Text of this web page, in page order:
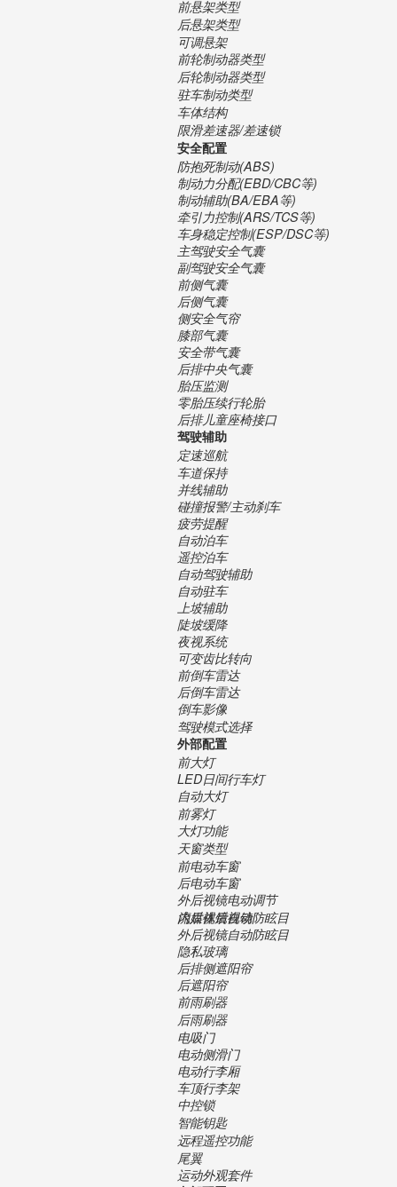
前悬架类型
后悬架类型
可调悬架
前轮制动器类型
后轮制动器类型
驻车制动类型
车体结构
限滑差速器/差速锁
安全配置
防抱死制动(ABS)
制动力分配(EBD/CBC等)
制动辅助(BA/EBA等)
牵引力控制(ARS/TCS等)
车身稳定控制(ESP/DSC等)
主驾驶安全气囊
副驾驶安全气囊
前侧气囊
后侧气囊
侧安全气帘
膝部气囊
安全带气囊
后排中央气囊
胎压监测
零胎压续行轮胎
后排儿童座椅接口
驾驶辅助
定速巡航
车道保持
并线辅助
碰撞报警/主动刹车
疲劳提醒
自动泊车
遥控泊车
自动驾驶辅助
自动驻车
上坡辅助
陡坡缓降
夜视系统
可变齿比转向
前倒车雷达
后倒车雷达
倒车影像
驾驶模式选择
外部配置
前大灯
LED日间行车灯
自动大灯
前雾灯
大灯功能
天窗类型
前电动车窗
后电动车窗
外后视镜电动调节
内后视镜自动防眩目
流媒体后视镜
外后视镜自动防眩目
隐私玻璃
后排侧遮阳帘
后遮阳帘
前雨刷器
后雨刷器
电吸门
电动侧滑门
电动行李厢
车顶行李架
中控锁
智能钥匙
远程遥控功能
尾翼
运动外观套件